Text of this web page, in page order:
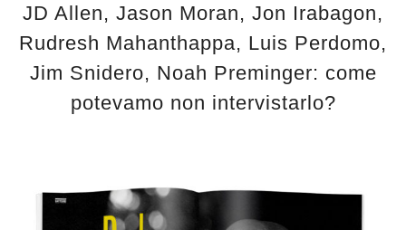
JD Allen, Jason Moran, Jon Irabagon,
Rudresh Mahanthappa, Luis Perdomo,
Jim Snidero, Noah Preminger: come
potevamo non intervistarlo?